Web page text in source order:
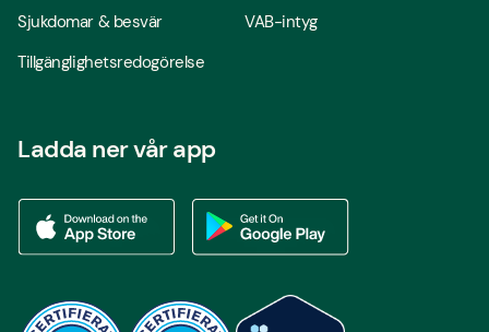
Sjukdomar & besvär
Tillgänglighetsredogörelse
VAB-intyg
Ladda ner vår app